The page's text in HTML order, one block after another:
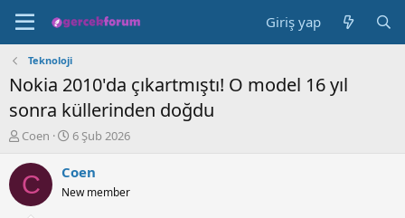
Giriş yap
Teknoloji
Nokia 2010'da çıkartmıştı! O model 16 yıl
sonra küllerinden doğdu
K
n
b
u
Coen
B
ş
a
6 Şub 2026
C Coen
New member